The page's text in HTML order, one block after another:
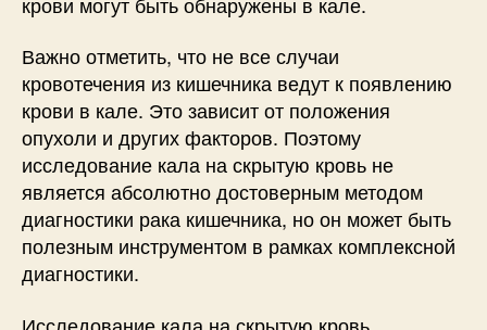
Важно отметить, что не все случаи
кровотечения из кишечника ведут к появлению
крови в кале. Это зависит от положения
опухоли и других факторов. Поэтому
исследование кала на скрытую кровь не
является абсолютно достоверным методом
диагностики рака кишечника, но он может быть
полезным инструментом в рамках комплексной
диагностики.
Исследование кала на скрытую кровь